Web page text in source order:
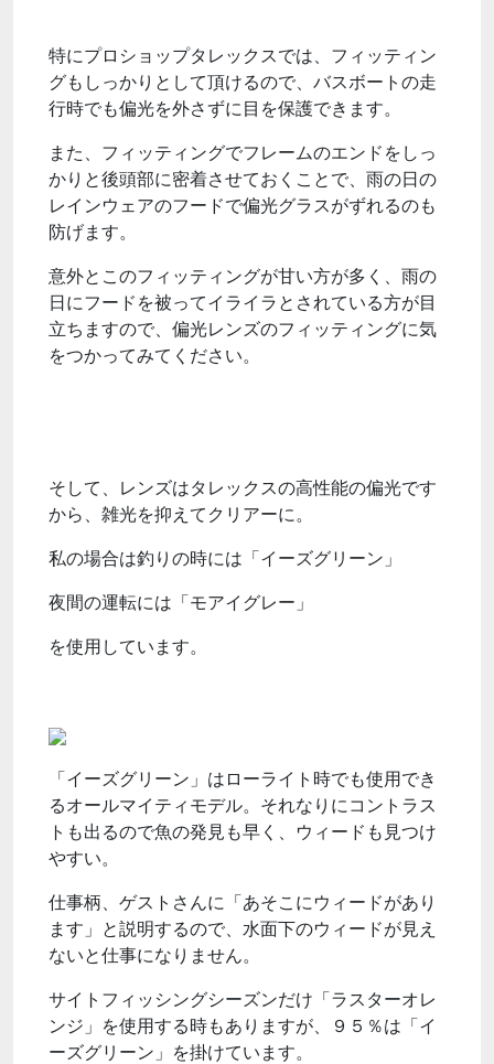
特にプロショップタレックスでは、フィッティン
グもしっかりとして頂けるので、バスボートの走
行時でも偏光を外さずに目を保護できます。
また、フィッティングでフレームのエンドをしっ
かりと後頭部に密着させておくことで、雨の日の
レインウェアのフードで偏光グラスがずれるのも
防げます。
意外とこのフィッティングが甘い方が多く、雨の
日にフードを被ってイライラとされている方が目
立ちますので、偏光レンズのフィッティングに気
をつかってみてください。
そして、レンズはタレックスの高性能の偏光です
から、雑光を抑えてクリアーに。
私の場合は釣りの時には「イーズグリーン」
夜間の運転には「モアイグレー」
を使用しています。
「イーズグリーン」はローライト時でも使用でき
るオールマイティモデル。それなりにコントラス
トも出るので魚の発見も早く、ウィードも見つけ
やすい。
仕事柄、ゲストさんに「あそこにウィードがあり
ます」と説明するので、水面下のウィードが見え
ないと仕事になりません。
サイトフィッシングシーズンだけ「ラスターオレ
ンジ」を使用する時もありますが、９５％は「イ
ーズグリーン」を掛けています。